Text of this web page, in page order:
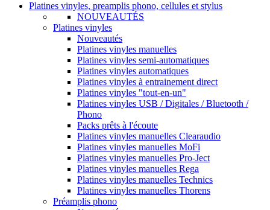
Platines vinyles, preamplis phono, cellules et stylus
NOUVEAUTÉS
Platines vinyles
Nouveautés
Platines vinyles manuelles
Platines vinyles semi-automatiques
Platines vinyles automatiques
Platines vinyles à entrainement direct
Platines vinyles "tout-en-un"
Platines vinyles USB / Digitales / Bluetooth /
Phono
Packs prêts à l'écoute
Platines vinyles manuelles Clearaudio
Platines vinyles manuelles MoFi
Platines vinyles manuelles Pro-Ject
Platines vinyles manuelles Rega
Platines vinyles manuelles Technics
Platines vinyles manuelles Thorens
Préamplis phono